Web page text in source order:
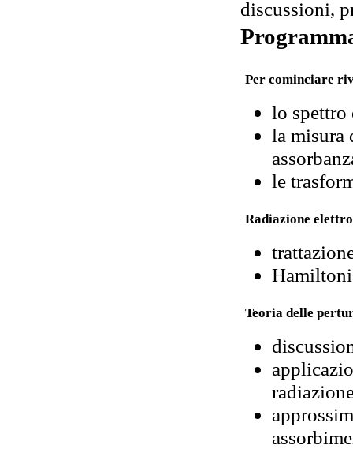
discussioni,
Per cominciare
lo spettro
la misura
le
Radiazione
Teoria delle